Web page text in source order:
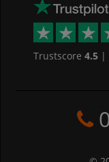
Trustscore 4.5|